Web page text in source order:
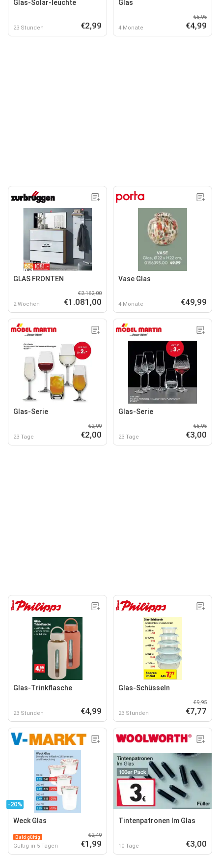
Glas-Solar-leuchte
23 Stunden €2,99
Glas
4 Monate
€5,95
€4,99
GLAS FRONTEN
2 Wochen
€2.162,00
€1.081,00
Vase Glas
4 Monate €49,99
Glas-Serie
23 Tage
€2,99
€2,00
Glas-Serie
23 Tage
€5,95
€3,00
Glas-Trinkflasche
23 Stunden €4,99
Glas-Schüsseln
23 Stunden
€9,95
€7,77
-20%
Weck Glas
Bald gültig
Gültig in 5 Tagen
€2,49
€1,99
Tintenpatronen Im Glas
10 Tage €3,00